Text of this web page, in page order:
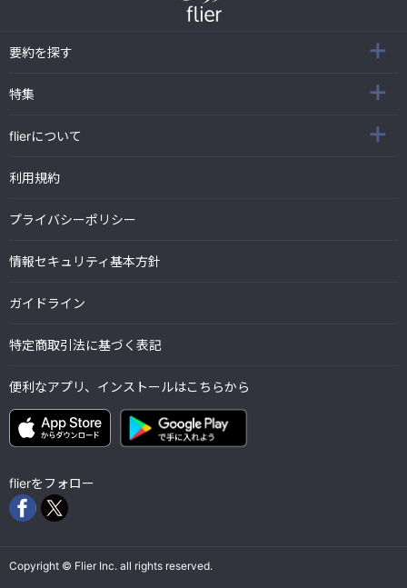
要約を探す
特集
flierについて
利用規約
プライバシーポリシー
情報セキュリティ基本方針
ガイドライン
特定商取引法に基づく表記
便利なアプリ、インストールはこちらから
flierをフォロー
Copyright © Flier Inc. all rights reserved.